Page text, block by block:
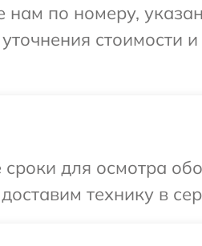
по номеру,
стоимости
для осмотра
технику в